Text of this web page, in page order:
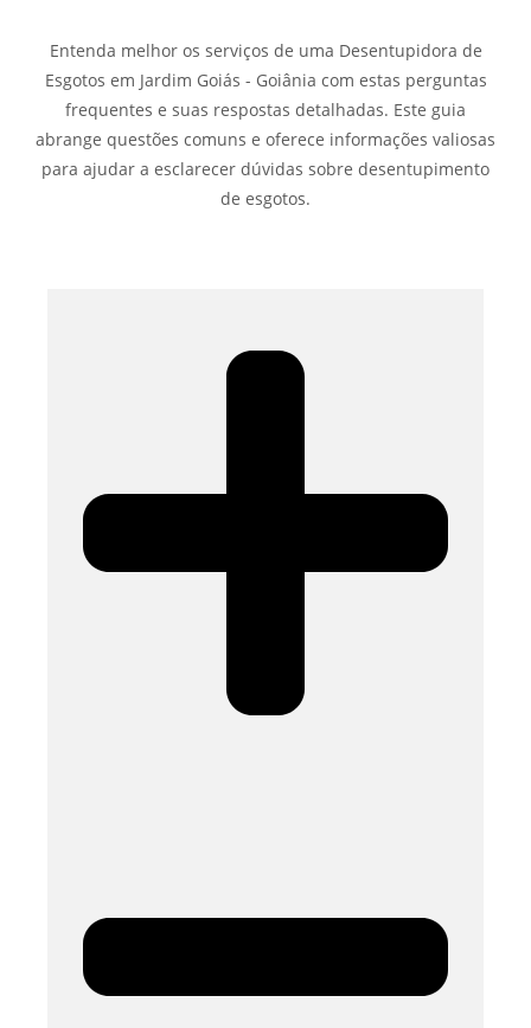
Entenda melhor os serviços de uma Desentupidora de
Esgotos em Jardim Goiás - Goiânia com estas perguntas
frequentes e suas respostas detalhadas. Este guia
abrange questões comuns e oferece informações valiosas
para ajudar a esclarecer dúvidas sobre desentupimento
de esgotos.